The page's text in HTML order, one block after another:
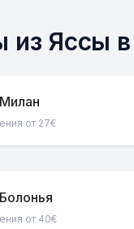
из Яссы
от 27€
от 40€